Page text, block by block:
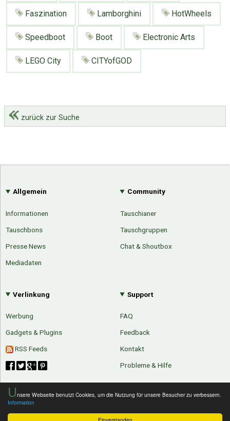
Unsere Webseite benutzt Cookies, um die Nutzung für unsere Besucher zu verbessern.
Information
Faszination Lamborghini HotWheels
Speedboot Boot Electronic Arts
LEGO City CITYofGOD
zurück zur Suche
Allgemein
Informationen
Tauschbons
Presse News
Mediadaten
Community
Tauschianer
Tauschgruppen
Chat & Shoutbox
Verlinkung
Werbung
Gadgets & Plugins
RSS Feeds
Support
FAQ
Feedback
Kontakt
Probleme & Hilfe